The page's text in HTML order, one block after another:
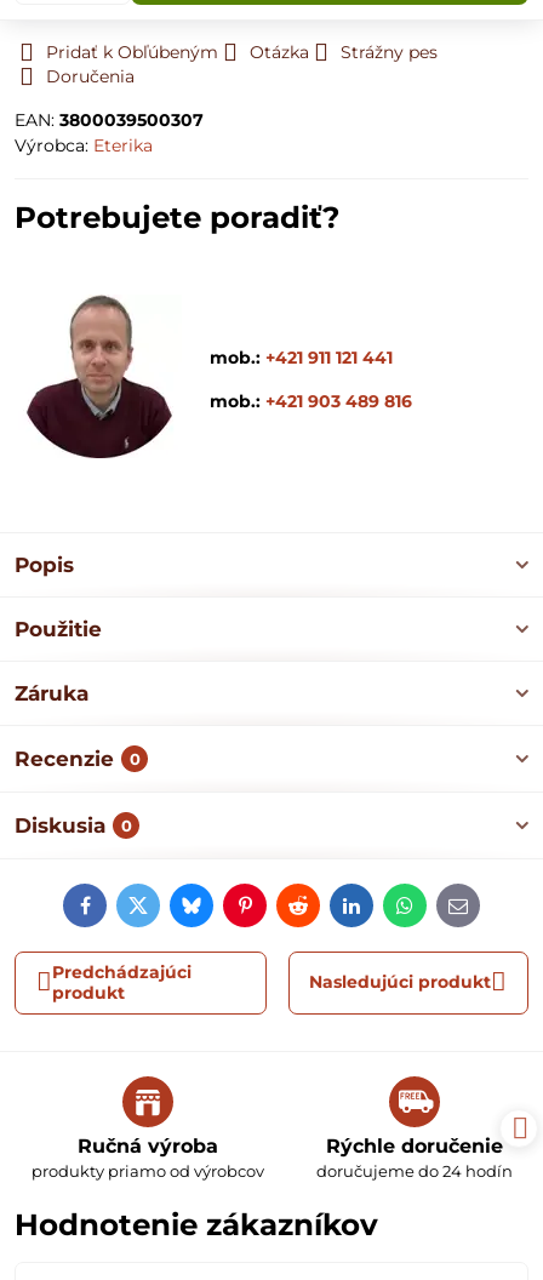
Pridať k Obľúbeným Otázka
Strážny pes
Doručenia
EAN: 3800039500307
Výrobca: Eterika
Potrebujete poradiť?
mob.: +421 911 121 441
mob.: +421 903 489 816
Popis
Použitie
Záruka
Recenzie 0
Diskusia 0
FacebookTwitterBlueskyPinterestRedditLinkedInWhatsApp
E-
mail
Predchádzajúci
produkt
Nasledujúci produkt
Ručná výroba
produkty priamo od výrobcov
Rýchle doručenie
doručujeme do 24 hodín
Hodnotenie zákazníkov